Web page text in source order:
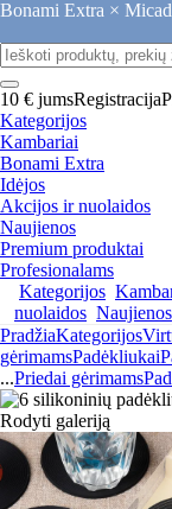
Bonami Extra ×
10 € jumsRegistracija
Kategorijos
Kambariai
Bonami Extra
Idėjos
Akcijos ir nuolaidos
Naujienos
Premium produktai
Profesionalams
Kategorijos
nuolaidos Naujienos
PradžiaKategorijos
gėrimamsPadėkliukai
...Priedai gėrimams
Rodyti galeriją